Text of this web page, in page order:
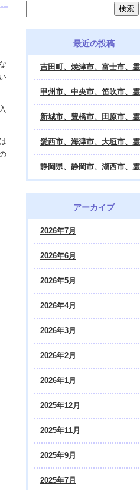
最近の投稿
アーカイブ
2026年7月
2026年6月
2026年5月
2026年4月
2026年3月
2026年2月
2026年1月
2025年12月
2025年11月
2025年9月
2025年7月